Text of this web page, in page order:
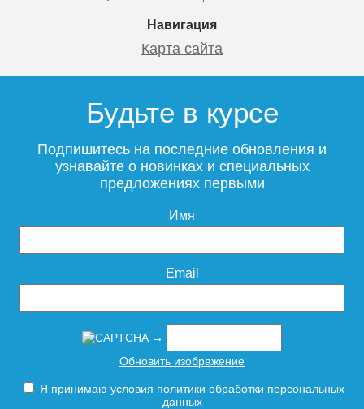
Атлантика 70 Люкс Plus
антискрейч, ясень
21 810
Атлантика 70 Люкс Plus
антискрейч, старое дерево
подвесная Style Line
Атлантика 70 Люкс Plus
антискрейч, белая
Тумба для комплекта
напольная Style Line
антискрейч, белая
Навигация
Карта сайта
Будьте в курсе
Подпишитесь на последние обновления и
узнавайте о новинках и специальных
предложениях первыми
Имя
Email
→
Обновить изображение
Я принимаю условия политики обработки персональных
данных